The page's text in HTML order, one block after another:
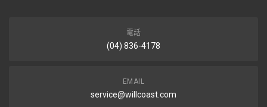
電話
(04) 836-4178
EMAIL
service@willcoast.com